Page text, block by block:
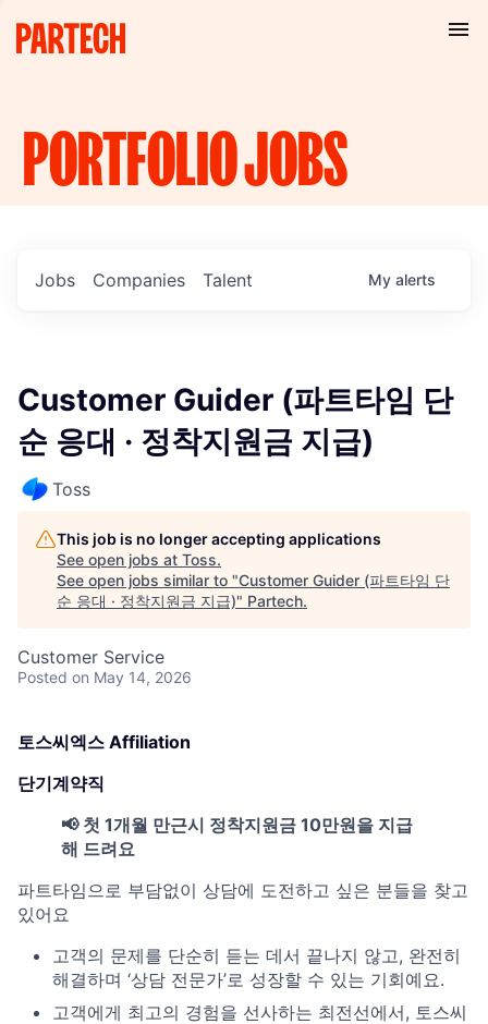
PORTFOLIOJOBS
Jobs Companies Talent My alerts
Customer Guider (파트타임 단
순 응대 · 정착지원금 지급)
Toss
This job is no longer accepting applications
See open jobs at Toss.
See open jobs similar to "Customer Guider (파트타임 단
순 응대 · 정착지원금 지급)" Partech.
Customer Service
Posted on May 14, 2026
토스씨엑스 Affiliation
단기계약직
📢 첫 1개월 만근시 정착지원금 10만원을 지급
해 드려요
파트타임으로 부담없이 상담에 도전하고 싶은 분들을 찾고
있어요
고객의 문제를 단순히 듣는 데서 끝나지 않고, 완전히
해결하며 ‘상담 전문가’로 성장할 수 있는 기회예요.
고객에게 최고의 경험을 선사하는 최전선에서, 토스씨